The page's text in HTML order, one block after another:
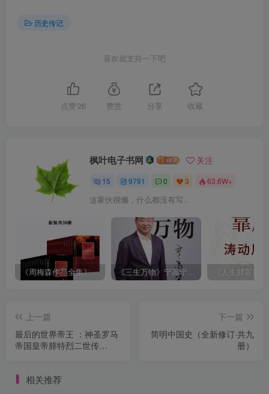
历史传记
喜欢就支持一下吧
点赞 26 赞赏 分享 收藏
枫叶电子书网 关注
15 9791 0 3 63.6W+
这家伙很懒，什么都没有写...
《周梅森作品全集》[共30册]
上一篇
最后的世界帝王 ：神圣罗马
帝国皇帝腓特烈二世传
下一篇
简明中国史（全新修订·共九
册）
相关推荐